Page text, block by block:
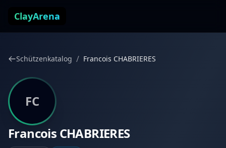
ClayArena
Schützenkatalog / Francois CHABRIERES
FC
Francois CHABRIERES